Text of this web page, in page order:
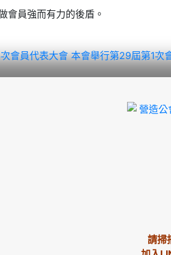
會員強而有力的後盾。
會員代表大會本會舉行第29屆第1次
請掃